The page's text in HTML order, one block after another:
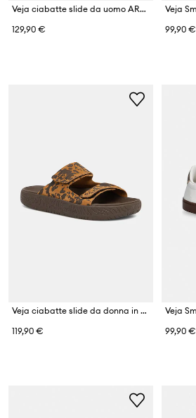
Veja ciabatte slide da uomo ARPOADOR SUEDE
129,90 €
99,90 €
Veja ciabatte slide da donna in scamoscio ETNA SUEDE
119,90 €
99,90 €